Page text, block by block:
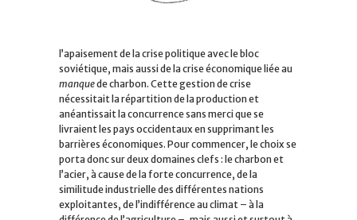
l’apaisement de la crise politique avec le bloc
soviétique, mais aussi de la crise économique liée au
manquede charbon. Cette gestion de crise
nécessitait la répartition de la production et
anéantissait la concurrence sans merci que se
livraient les pays occidentaux en supprimant les
barrières économiques. Pour commencer, le choix se
porta donc sur deux domaines clefs : le charbon et
l’acier, à cause de la forte concurrence, de la
similitude industrielle des différentes nations
exploitantes, de l’indifférence au climat – à la